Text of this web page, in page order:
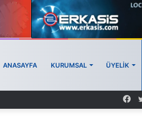
ANASAYFA KURUMSAL ÜYELİK